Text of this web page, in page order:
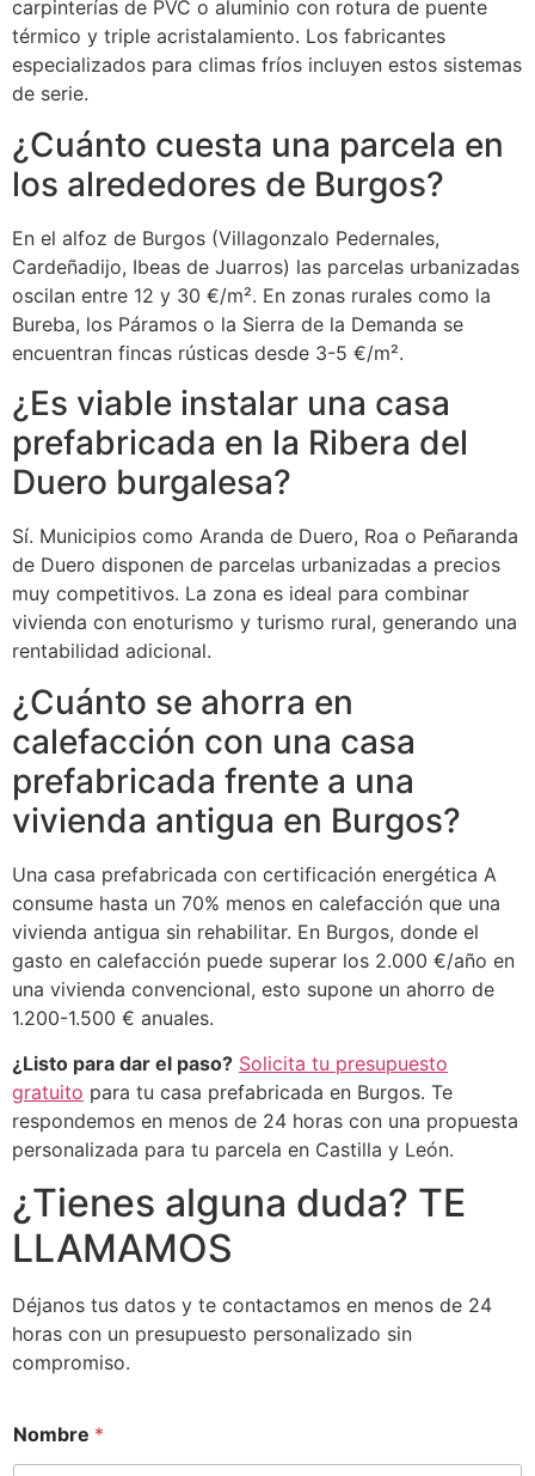
carpinterías de PVC o aluminio con rotura de puente
térmico y triple acristalamiento. Los fabricantes
especializados para climas fríos incluyen estos sistemas
de serie.
¿Cuánto cuesta una parcela en
los alrededores de Burgos?
En el alfoz de Burgos (Villagonzalo Pedernales,
Cardeñadijo, Ibeas de Juarros) las parcelas urbanizadas
oscilan entre 12 y 30 €/m². En zonas rurales como la
Bureba, los Páramos o la Sierra de la Demanda se
encuentran fincas rústicas desde 3-5 €/m².
¿Es viable instalar una casa
prefabricada en la Ribera del
Duero burgalesa?
Sí. Municipios como Aranda de Duero, Roa o Peñaranda
de Duero disponen de parcelas urbanizadas a precios
muy competitivos. La zona es ideal para combinar
vivienda con enoturismo y turismo rural, generando una
rentabilidad adicional.
¿Cuánto se ahorra en
calefacción con una casa
prefabricada frente a una
vivienda antigua en Burgos?
Una casa prefabricada con certificación energética A
consume hasta un 70% menos en calefacción que una
vivienda antigua sin rehabilitar. En Burgos, donde el
gasto en calefacción puede superar los 2.000 €/año en
una vivienda convencional, esto supone un ahorro de
1.200-1.500 € anuales.
¿Listo para dar el paso? Solicita tu presupuesto
gratuito para tu casa prefabricada en Burgos. Te
respondemos en menos de 24 horas con una propuesta
personalizada para tu parcela en Castilla y León.
¿Tienes alguna duda? TE
LLAMAMOS
Déjanos tus datos y te contactamos en menos de 24
horas con un presupuesto personalizado sin
compromiso.
a
t
Nombre *